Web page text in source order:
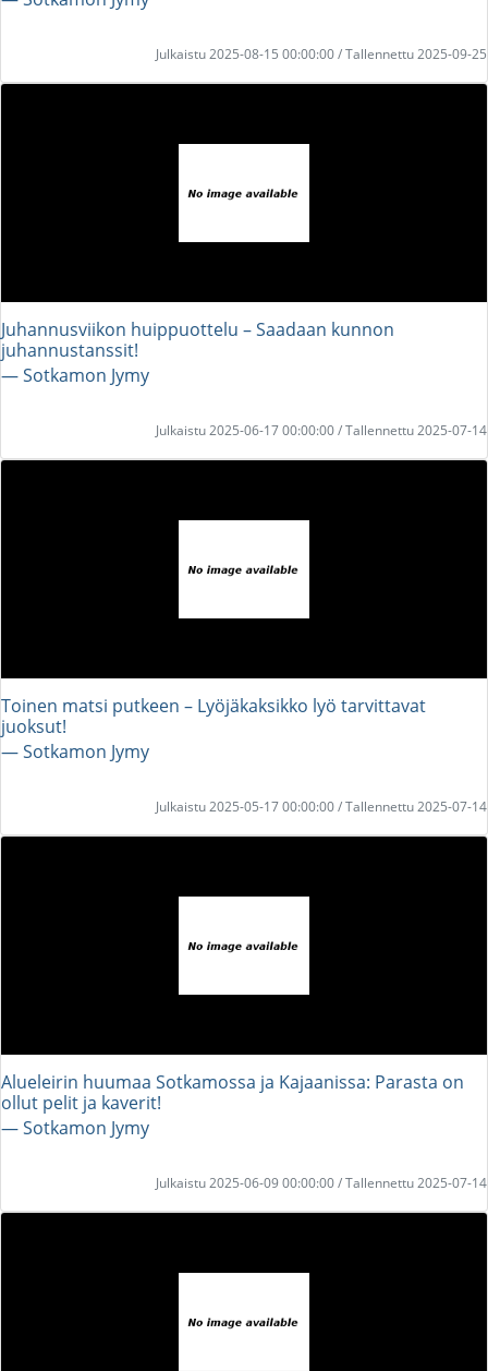
Julkaistu 2025-08-15 00:00:00 / Tallennettu 2025-09-25
Juhannusviikon huippuottelu – Saadaan kunnon
juhannustanssit!
― Sotkamon Jymy
Julkaistu 2025-06-17 00:00:00 / Tallennettu 2025-07-14
Toinen matsi putkeen – Lyöjäkaksikko lyö tarvittavat
juoksut!
― Sotkamon Jymy
Julkaistu 2025-05-17 00:00:00 / Tallennettu 2025-07-14
Alueleirin huumaa Sotkamossa ja Kajaanissa: Parasta on
ollut pelit ja kaverit!
― Sotkamon Jymy
Julkaistu 2025-06-09 00:00:00 / Tallennettu 2025-07-14